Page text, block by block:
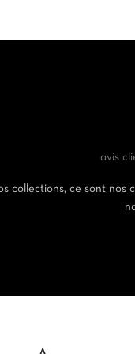
avis
collections, ce sont nos